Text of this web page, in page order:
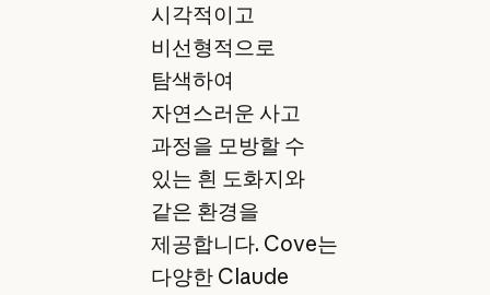
시각적이고
비선형적으로
탐색하여
자연스러운 사고
과정을 모방할 수
있는 흰 도화지와
같은 환경을
제공합니다. Cove는
다양한 Claude